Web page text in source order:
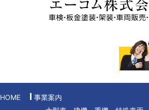
HOME
事業案内